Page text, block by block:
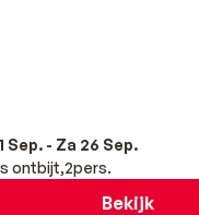
Sep. - Za 26 Sep.
ontbijt 2pers.
Bekijk